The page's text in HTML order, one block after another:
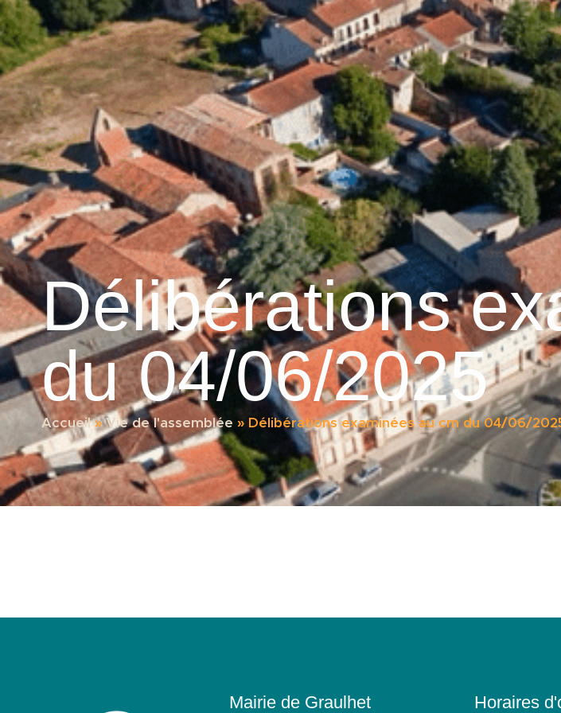
principal
Graulhet et le cuir Accueil Découvrir Graulhet Vie municipale
Délibérations
du 04/06/2025
Accueil»Vie de l'assemblée » Délibérations examinées au cm du 04/06/
Mairie de Graulhet Horaires